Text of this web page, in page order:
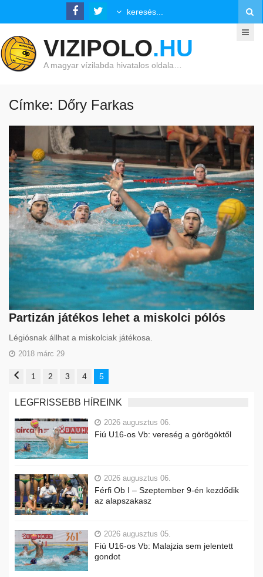
VIZIPOLO.HU
A magyar vízilabda hivatalos oldala…
Címke: Dőry Farkas
Partizán játékos lehet a miskolci pólós
Légiósnak állhat a miskolciak játékosa.
2018 márc 29
1 2 3 4 5
LEGFRISSEBB HÍREINK
2026 augusztus 06.
Fiú U16-os Vb: vereség a görögöktől
2026 augusztus 06.
Férfi Ob I – Szeptember 9-én kezdődik
az alapszakasz
2026 augusztus 05.
Fiú U16-os Vb: Malajzia sem jelentett
gondot